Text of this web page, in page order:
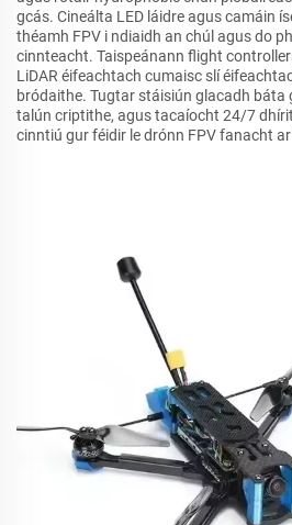
gcás. Cineálta LED láidre agus camáin
théamh FPV i ndiaidh an chúl agus do
cinnteacht. Taispeánann flight
LiDAR éifeachtach cumaisc slí
bródaithe. Tugtar stáisiún glacadh
talún criptithe, agus tacaíocht 24/7
cinntiú gur féidir le drónn FPV fanacht